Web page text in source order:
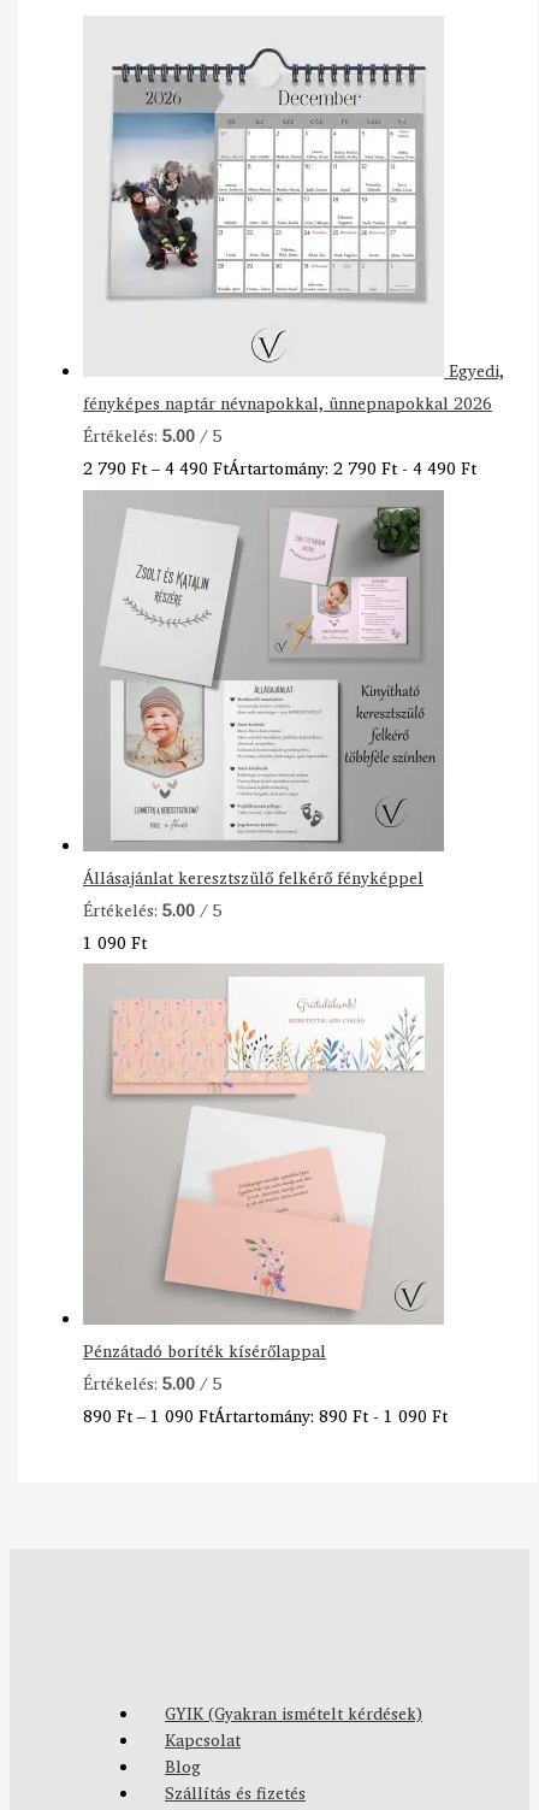
Egyedi,
fényképes naptár névnapokkal, ünnepnapokkal 2026
Értékelés:5.00/ 5
2 790Ft–4 490FtÁrtartomány: 2 790 Ft - 4 490 Ft
Állásajánlat keresztszülő felkérő fényképpel
Értékelés:5.00/ 5
1 090Ft
Pénzátadó boríték kísérőlappal
Értékelés:5.00/ 5
890Ft–1 090FtÁrtartomány: 890 Ft - 1 090 Ft
GYIK (Gyakran ismételt kérdések)
Kapcsolat
Blog
Szállítás és fizetés